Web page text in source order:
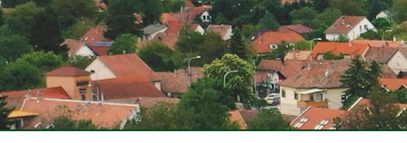
Dokumentumok [ ]
Aloldalak []